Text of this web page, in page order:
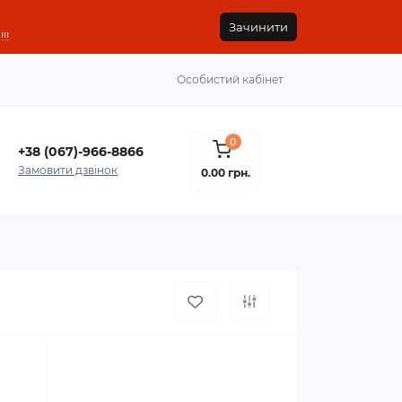
Зачинити
Особистий кабінет
+38 (067)-966-8866
Замовити дзвінок
0
0.00 грн.